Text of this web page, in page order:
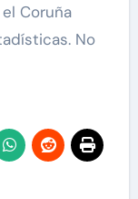
Coruña
No